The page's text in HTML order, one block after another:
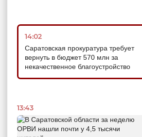
14:02
Саратовская прокуратура требует
вернуть в бюджет 570 млн за
некачественное благоустройство
13:43